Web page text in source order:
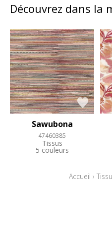
Découvrez dans la
Sawubona
47460385
Tissus
5 couleurs
Accueil ›